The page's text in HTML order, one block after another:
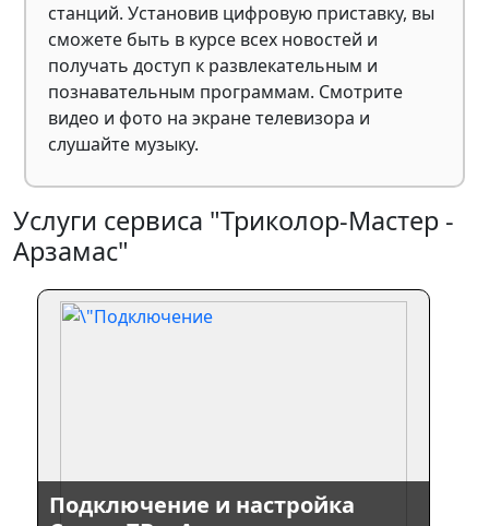
станций. Установив цифровую приставку, вы
сможете быть в курсе всех новостей и
получать доступ к развлекательным и
познавательным программам. Смотрите
видео и фото на экране телевизора и
слушайте музыку.
Услуги сервиса "Триколор-Мастер -
Арзамас"
Подключение и настройка